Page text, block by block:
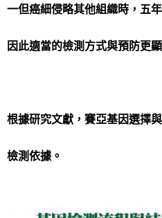
一但癌細侵略其他組織時，五
因此適當的檢測方式與預防更
根據研究文獻，賽亞基因選擇
檢測依據。